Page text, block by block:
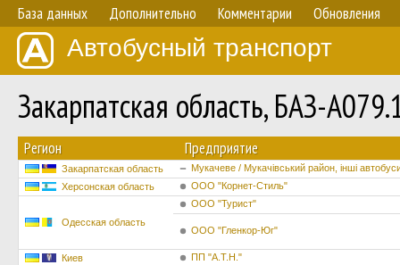
База данных Дополнительно Комментарии Обновления
Автобусный транспорт
Закарпатская область, БАЗ-
Регион Предприятие
Закарпатская область
Мукачеве / Мукачівський район, інші
Херсонская область
ООО "Корнет-Стиль"
Одесская область
ООО "Турист"
ООО "Гленкор-Юг"
Киев ПП "А.Т.Н."